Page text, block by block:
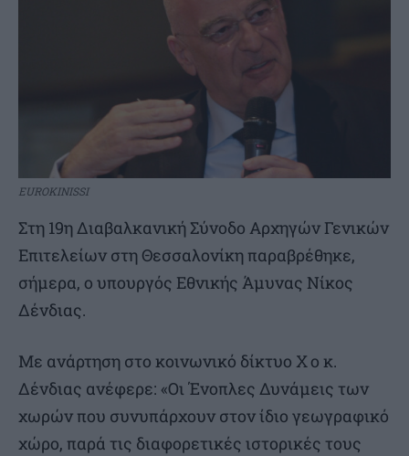
EUROKINISSI
Στη 19η Διαβαλκανική Σύνοδο Αρχηγών Γενικών
Επιτελείων στη Θεσσαλονίκη παραβρέθηκε,
σήμερα, ο υπουργός Εθνικής Άμυνας Νίκος
Δένδιας.
Με ανάρτηση στο κοινωνικό δίκτυο Χ ο κ.
Δένδιας ανέφερε: «Οι Ένοπλες Δυνάμεις των
χωρών που συνυπάρχουν στον ίδιο γεωγραφικό
χώρο, παρά τις διαφορετικές ιστορικές τους